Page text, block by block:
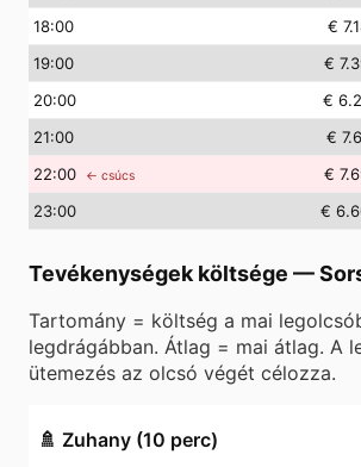
18:00 €
19:00 €
20:00 €
21:00 €
22:00 ← csúcs €
23:00 €
Tevékenységek költsége —
Tartomány = költség a mai
legdrágábban. Átlag = mai átlag. A
ütemezés az olcsó végét célozza.
🚿 Zuhany (10 perc)